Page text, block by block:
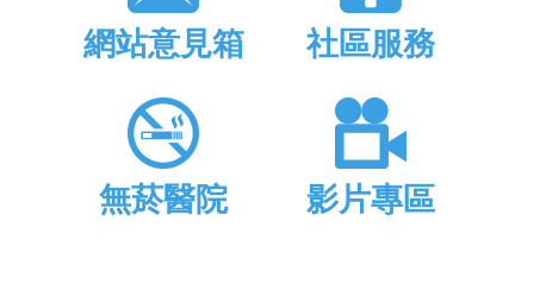
網站意見箱 社區服務
無菸醫院 影片專區